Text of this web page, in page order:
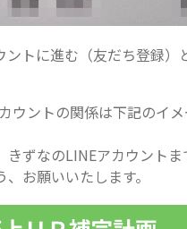
トに進む（友だち登録）
ウントの関係は下記のイ
ずなのLINEアカウント
お願いいたします。